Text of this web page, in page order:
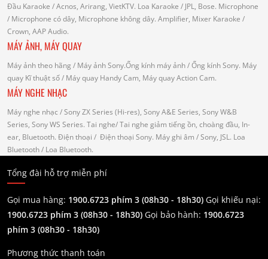
Đầu Karaoke / Acnos, Arirang, VietKTV. Loa Karaoke / JPL, Bose. Microphone
/ Microphone có dây, Microphone không dây. Amplifier, Mixer Karaoke /
Crown, AAP Audio.
MÁY ẢNH, MÁY QUAY
Máy ảnh theo hãng / Máy ảnh Sony.Ống kính máy ảnh / Ống kính Sony. Máy
quay Kĩ thuật số/ Máy quay Handy Cam, Máy quay Action Cam.
MÁY NGHE NHẠC
Máy nghe nhạc / Sony ZX Series (Hi-res), Sony A&E Series, Sony W&B
Series, Sony WS Series. Tai nghe/ Tai nghe giảm tiếng ồn, choàng đầu, In-
ear, Bluetooth. Điện thoại / Điện thoại Sony. Máy ghi âm / Sony, JSL. Loa
Bluetooth/ Loa Bluetooth.
Tổng đài hỗ trợ miễn phí
Gọi mua hàng: 1900.6723 phím 3 (08h30 - 18h30) Gọi khiếu nại:
1900.6723 phím 3 (08h30 - 18h30) Gọi bảo hành: 1900.6723
phím 3 (08h30 - 18h30)
Phương thức thanh toán